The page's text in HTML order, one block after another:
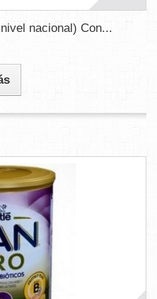
nacional) Con...